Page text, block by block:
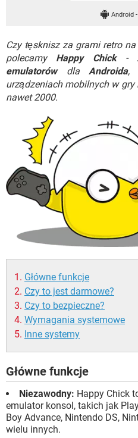
INSTAGRAM
WINDOWS 10
Android -
Czy tęsknisz za grami retro
polecamy Happy Chick-
emulatorówdlaAndroida,
urządzeniach mobilnych w
nawet 2000.
Główne funkcje
Czy to jest darmowe?
Czy to bezpieczne?
Wymagania systemowe
Inne systemy
Główne funkcje
Niezawodny: Happy Chick
emulator konsol, takich jak
Boy Advance, Nintendo DS,
wielu innych.